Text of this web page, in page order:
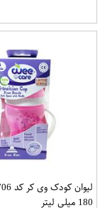
180 میلی لیتر